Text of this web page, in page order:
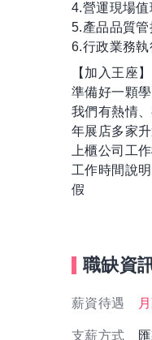
4.營運現場
5.產品品質管
6.行政業務執
【加入王座】
準備好一顆學
我們有熱情
年展店多家
上櫃公司工
工作時間說明
假
職缺資
薪資待遇
支薪方式